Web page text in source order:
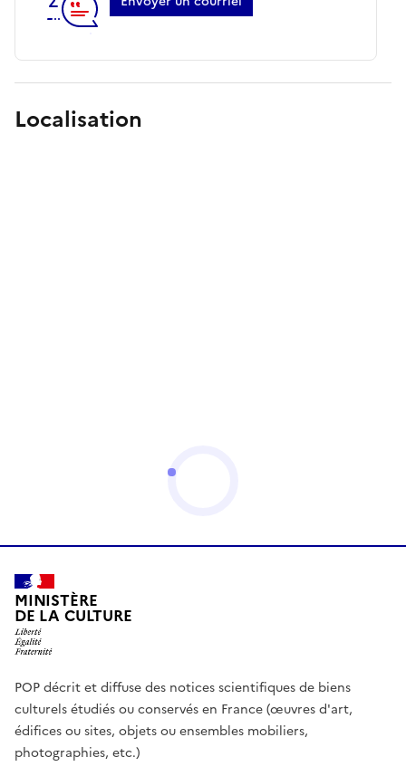
Localisation
MINISTÈRE
DE LA CULTURE
POP décrit et diffuse des notices scientifiques de biens
culturels étudiés ou conservés en France (œuvres d'art,
édifices ou sites, objets ou ensembles mobiliers,
photographies, etc.)